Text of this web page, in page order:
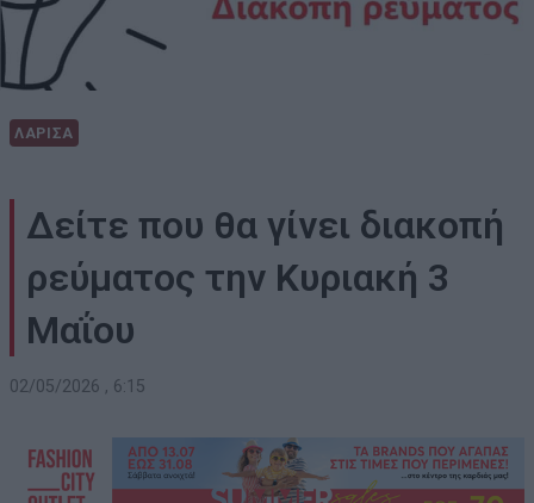
ΛΑΡΙΣΑ
Δείτε που θα γίνει διακοπή
ρεύματος την Κυριακή 3
Μαΐου
02/05/2026 , 6:15